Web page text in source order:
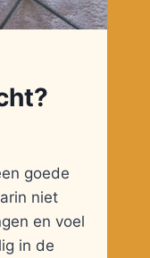
goede
niet
en voel
in de